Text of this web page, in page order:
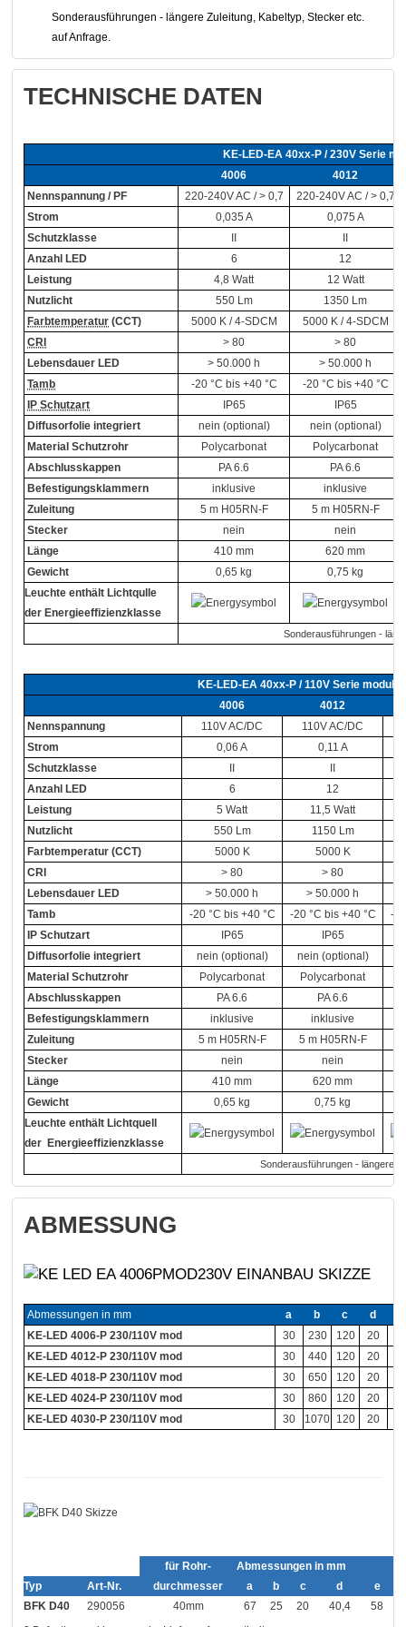
Sonderausführungen - längere Zuleitung, Kabeltyp, Stecker etc.
auf Anfrage.
TECHNISCHE DATEN
KE-LED-EA 40xx-P / 230V Serie
4006
4012
Nennspannung / PF
220-240V AC / > 0,7
220-240V AC / > 0,7
Strom
0,035 A
0,075 A
Schutzklasse
Anzahl LED
6
12
Leistung
4,8 Watt
12 Watt
Nutzlicht
550 Lm
1350 Lm
Farbtemperatur (CCT) 5000 K / 4-SDCM
5000 K / 4-SDCM
CRI
> 80
> 80
Lebensdauer LED
> 50.000 h
> 50.000 h
Tamb
-20 °C bis +40 °C
-20 °C bis +40 °C
IP Schutzart
IP65
IP65
Diffusorfolie integriert
nein (optional)
nein (optional)
Material Schutzrohr
Polycarbonat
Polycarbonat
Abschlusskappen
PA 6.6
PA 6.6
Befestigungsklammern
inklusive
inklusive
Zuleitung
5 m H05RN-F
5 m H05RN-F
Stecker
nein
nein
Länge
410 mm
620 mm
Gewicht
0,65 kg
0,75 kg
Leuchte enthält Lichtqulle
der Energieeffizienzklasse
Sonderausführungen -
KE-LED-EA 40xx-P / 110V Serie
4006
4012
Nennspannung
110V AC/DC 110V AC/DC
Strom
0,06 A
0,11 A
Schutzklasse
Anzahl LED
6
12
Leistung
5 Watt
11,5 Watt
Nutzlicht
550 Lm
1150 Lm
Farbtemperatur (CCT)
5000 K
5000 K
CRI
> 80
> 80
Lebensdauer LED
> 50.000 h
> 50.000 h
Tamb
-20 °C bis +40 °C -20 °C bis +40 °C
-
IP Schutzart
IP65
IP65
Diffusorfolie integriert
nein (optional) nein (optional)
Material Schutzrohr
Polycarbonat Polycarbonat
Abschlusskappen
PA 6.6
PA 6.6
Befestigungsklammern
inklusive
inklusive
Zuleitung
5 m H05RN-F 5 m H05RN-F
Stecker
nein
nein
Länge
410 mm
620 mm
Gewicht
0,65 kg
0,75 kg
Leuchte enthält Lichtquell
der Energieeffizienzklasse
Sonderausführungen - längere
ABMESSUNG
Abmessungen in mm a b c d
KE-LED 4006-P 230/110V mod
30 230 120 20
KE-LED 4012-P 230/110V mod
30 440 120 20
KE-LED 4018-P 230/110V mod
30 650 120 20
KE-LED 4024-P 230/110V mod
30 860 120 20
KE-LED 4030-P 230/110V mod
30 1070 120 20
für Rohr-
Abmessungen in mm
Typ
Art-Nr. durchmesser a b c d
e
BFK D40
290056 40mm 67 25 20 40,4 58